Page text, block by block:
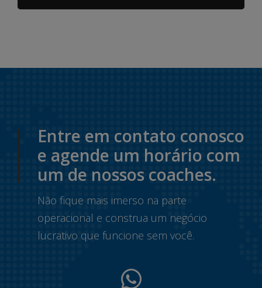
Entre em contato conosco
e agende um horário com
um de nossos coaches.
Não fique mais imerso na parte
operacional e construa um negócio
lucrativo que funcione sem você.